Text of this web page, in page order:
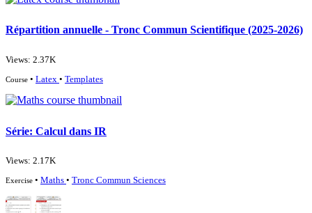
Répartition annuelle - Tronc Commun Scientifique (2025-2026)
Views: 2.37K
Course • Latex • Templates
Série: Calcul dans IR
Views: 2.17K
Exercise • Maths • Tronc Commun Sciences